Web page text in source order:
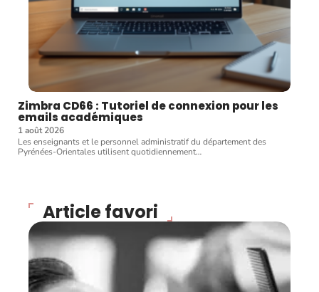
Zimbra CD66 : Tutoriel de connexion pour les
emails académiques
1 août 2026
Les enseignants et le personnel administratif du département des
Pyrénées-Orientales utilisent quotidiennement…
Article favori